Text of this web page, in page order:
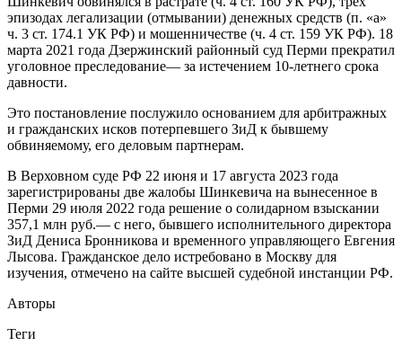
эпизодах легализации (отмывании) денежных средств (п. «а»
ч. 3 ст. 174.1 УК РФ) и мошенничестве (ч. 4 ст. 159 УК РФ). 18
марта 2021 года Дзержинский районный суд Перми прекратил
уголовное преследование— за истечением 10-летнего срока
давности.
Это постановление послужило основанием для арбитражных
и гражданских исков потерпевшего ЗиД к бывшему
обвиняемому, его деловым партнерам.
В Верховном суде РФ 22 июня и 17 августа 2023 года
зарегистрированы две жалобы Шинкевича на вынесенное в
Перми 29 июля 2022 года решение о солидарном взыскании
357,1 млн руб.— с него, бывшего исполнительного директора
ЗиД Дениса Бронникова и временного управляющего Евгения
Лысова. Гражданское дело истребовано в Москву для
изучения, отмечено на сайте высшей судебной инстанции РФ.
Авторы
Теги